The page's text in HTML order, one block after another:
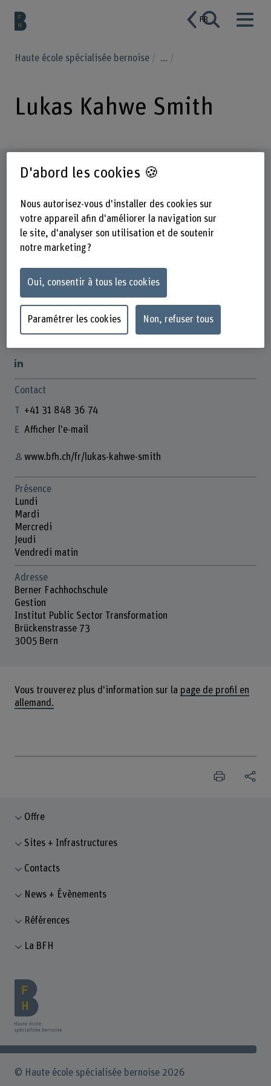
FR
Haute école spécialisée bernoise ...
Lukas Kahwe Smith
Profil
Lukas Kahwe Smith
Lead Software Development IntelliProcure
Contact
+41 31 848 36 74
Afficher l'e-mail
www.bfh.ch/fr/lukas-kahwe-smith
Présence
Lundi
Mardi
Mercredi
Jeudi
Vendredi matin
Adresse
Berner Fachhochschule
Gestion
Institut Public Sector Transformation
Brückenstrasse 73
3005 Bern
Vous trouverez plus d'information sur la page de profil en
allemand.
Offre
Sites + Infrastructures
Contacts
News + Évènements
Références
La BFH
© Haute école spécialisée bernoise 2026
D'abord les cookies 🍪
Nous autorisez-vous d'installer des cookies sur
votre appareil afin d'améliorer la navigation sur
le site, d'analyser son utilisation et de soutenir
notre marketing ?
Oui, consentir à tous les cookies
Paramétrer les cookies Non, refuser tous